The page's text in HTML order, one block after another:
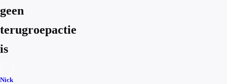
geen
terugroepactie
is
Nick